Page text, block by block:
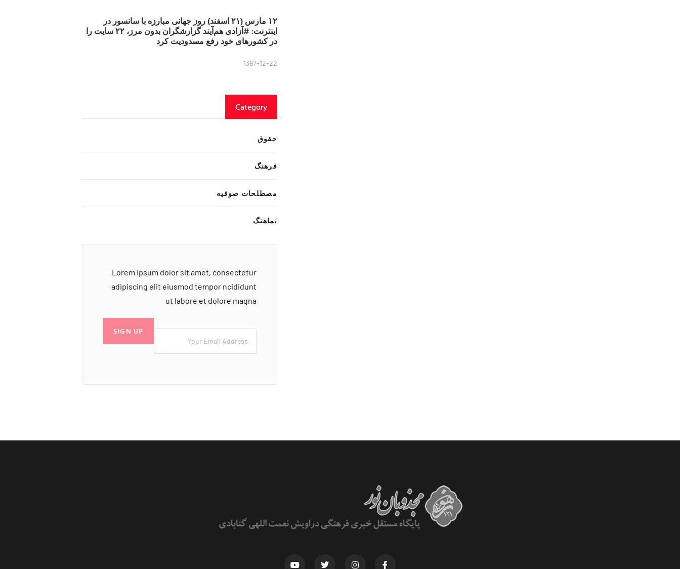
۱۲ مارس (۲۱ اسفند) روز جهانی مبارزه با سانسور در
اینترنت: #آزادی هم‌آیند گزارشگران‌ بدون مرز، ۲۲ سایت را
در کشورهای خود رفع مسدودیت کرد
1397-12-22
Category
حقوق
فرهنگ
مصطلحات صوفیه
نماهنگ
Lorem ipsum dolor sit amet, consectetur
adipiscing elit eiusmod tempor ncididunt
ut labore et dolore magna
SIGN UP